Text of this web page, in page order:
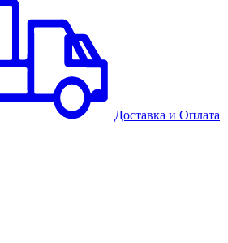
Доставка и Оплата